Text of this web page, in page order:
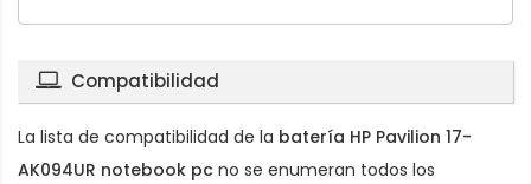
Compatibilidad
La lista de compatibilidad de la batería HP Pavilion 17-
AK094UR notebook pc no se enumeran todos los